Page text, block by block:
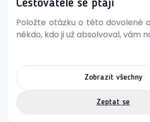
Cestovatelé se ptají
Položte otázku o této dovolené
někdo, kdo ji už absolvoval, vám
Zobrazit všechny
Zeptat se